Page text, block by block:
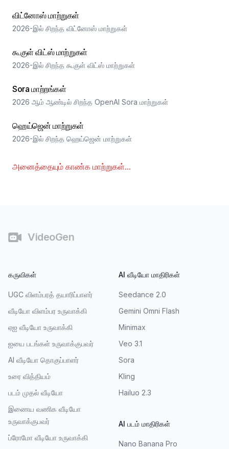
விட்னோஸ் மாற்றுகள்
2026-இல் சிறந்த விட்னோஸ் மாற்றுகள்
கூகுள் விட்ஸ் மாற்றுகள்
2026-இல் சிறந்த கூகுள் விட்ஸ் மாற்றுகள்
Sora மாற்றங்கள்
2026 ஆம் ஆண்டில் சிறந்த OpenAI Sora மாற்றுகள்
ஹெய்ஜென் மாற்றுகள்
2026-இல் சிறந்த ஹெய்ஜென் மாற்றுகள்
அனைத்தையும் காண்க மாற்றுகள்...
VideoGen
கருவிகள்
UGC விளம்பரத் தயாரிப்பாளர்
வீடியோ விளம்பர உருவாக்கி
ஏஐ வீடியோ உருவாக்கி
ஐயை படங்கள் உருவாக்குபவர்
AI வீடியோ தொகுப்பாளர்
உரை வித்தியம்
படம் முதல் வீடியோ
இணைய வணிக வீடியோ
உருவாக்குபவர்
ப்ரோமோ வீடியோ உருவாக்கி
AI வீடியோ மாதிரிகள்
Seedance 2.0
Gemini Omni Flash
Minimax
Veo 3.1
Sora
Kling
Hailuo 2.3
AI படம் மாதிரிகள்
Nano Banana Pro